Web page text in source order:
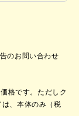
のお問い合わせ
格です。ただしク
、本体のみ（税